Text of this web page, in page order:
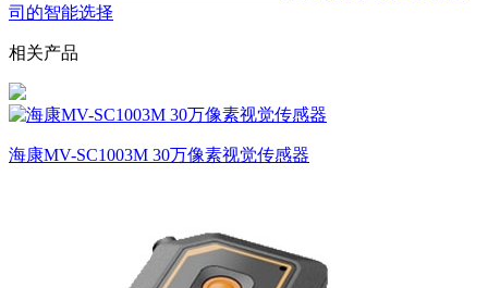
司的智能选择
相关产品
海康MV-SC1003M 30万像素视觉传感器